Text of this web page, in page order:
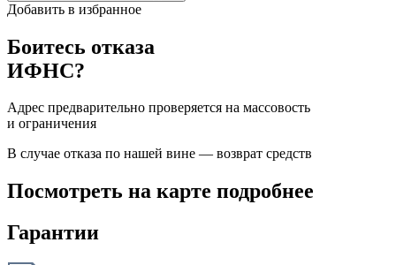
Добавить в избранное
Боитесь отказа
ИФНС?
Адрес предварительно проверяется на массовость
и ограничения
В случае отказа по нашей вине — возврат средств
Посмотреть на карте подробнее
Гарантии